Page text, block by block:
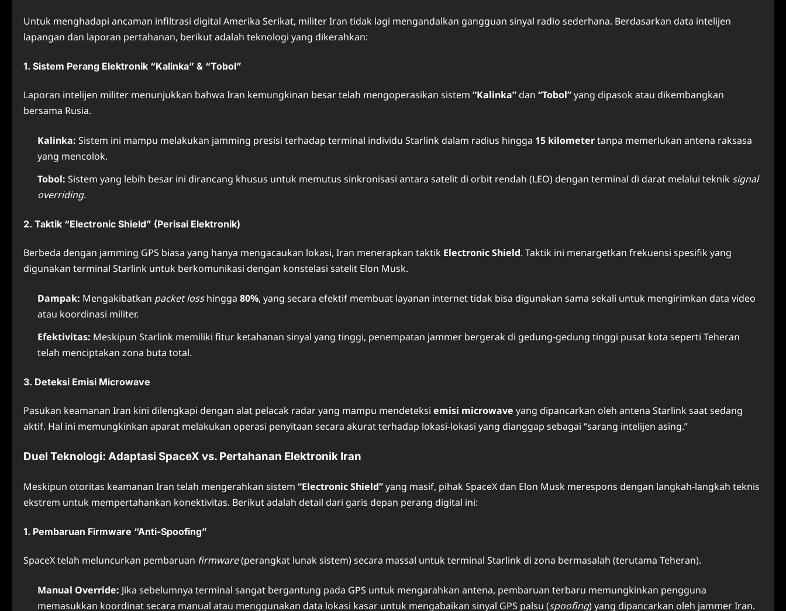
Untuk menghadapi ancaman infiltrasi digital Amerika Serikat, militer Iran tidak lagi mengandalkan gangguan sinyal radio sederhana. Berdasarkan data intelijen
lapangan dan laporan pertahanan, berikut adalah teknologi yang dikerahkan:
1. Sistem Perang Elektronik “Kalinka” & “Tobol”
Laporan intelijen militer menunjukkan bahwa Iran kemungkinan besar telah mengoperasikan sistem “Kalinka” dan “Tobol”yang dipasok atau dikembangkan
bersama Rusia.
Kalinka: Sistem ini mampu melakukan jamming presisi terhadap terminal individu Starlink dalam radius hingga 15 kilometertanpa memerlukan antena raksasa
yang mencolok.
Tobol: Sistem yang lebih besar ini dirancang khusus untuk memutus sinkronisasi antara satelit di orbit rendah (LEO) dengan terminal di darat melalui teknik signal
overriding.
2. Taktik “Electronic Shield” (Perisai Elektronik)
Berbeda dengan jamming GPS biasa yang hanya mengacaukan lokasi, Iran menerapkan taktik Electronic Shield. Taktik ini menargetkan frekuensi spesifik yang
digunakan terminal Starlink untuk berkomunikasi dengan konstelasi satelit Elon Musk.
Dampak: Mengakibatkan packet losshingga 80%, yang secara efektif membuat layanan internet tidak bisa digunakan sama sekali untuk mengirimkan data video
atau koordinasi militer.
Efektivitas: Meskipun Starlink memiliki fitur ketahanan sinyal yang tinggi, penempatan jammer bergerak di gedung-gedung tinggi pusat kota seperti Teheran
telah menciptakan zona buta total.
3. Deteksi Emisi Microwave
Pasukan keamanan Iran kini dilengkapi dengan alat pelacak radar yang mampu mendeteksi emisi microwave yang dipancarkan oleh antena Starlink saat sedang
aktif. Hal ini memungkinkan aparat melakukan operasi penyitaan secara akurat terhadap lokasi-lokasi yang dianggap sebagai “sarang intelijen asing.”
Duel Teknologi: Adaptasi SpaceX vs. Pertahanan Elektronik Iran
Meskipun otoritas keamanan Iran telah mengerahkan sistem “Electronic Shield”yang masif, pihak SpaceX dan Elon Musk merespons dengan langkah-langkah teknis
ekstrem untuk mempertahankan konektivitas. Berikut adalah detail dari garis depan perang digital ini:
1. Pembaruan Firmware “Anti-Spoofing”
SpaceX telah meluncurkan pembaruan firmware(perangkat lunak sistem) secara massal untuk terminal Starlink di zona bermasalah (terutama Teheran).
Manual Override: Jika sebelumnya terminal sangat bergantung pada GPS untuk mengarahkan antena, pembaruan terbaru memungkinkan pengguna
memasukkan koordinat secara manual atau menggunakan data lokasi kasar untuk mengabaikan sinyal GPS palsu (spoofing) yang dipancarkan oleh jammer Iran.